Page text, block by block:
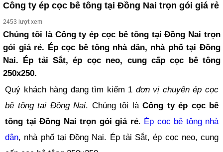
Công ty ép cọc bê tông tại Đồng Nai trọn gói giá rẻ
2453 lượt xem
Chúng tôi là Công ty ép cọc bê tông tại Đồng Nai trọn
gói giá rẻ. Ép cọc bê tông nhà dân, nhà phố tại Đồng
Nai. Ép tải Sắt, ép cọc neo, cung cấp cọc bê tông
250x250.
Quý khách hàng đang tìm kiếm 1 đơn vị chuyên ép cọc
bê tông tại Đồng Nai. Chúng tôi là Công ty ép cọc bê
tông tại Đồng Nai trọn gói giá rẻ. Ép cọc bê tông nhà
dân, nhà phố tại Đồng Nai. Ép tải Sắt, ép cọc neo, cung